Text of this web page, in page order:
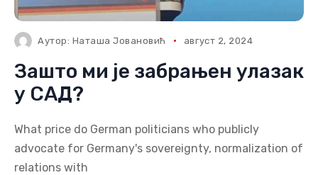
Аутор: Наташа Јовановић август 2, 2024
Зашто ми је забрањен улазак
у САД?
What price do German politicians who publicly
advocate for Germany's sovereignty, normalization of
relations with